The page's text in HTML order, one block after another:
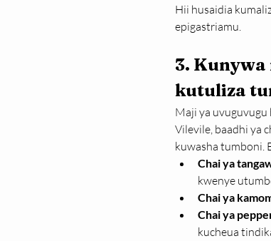
Hii husaidia
epigastriamu.
3. Kunywa
kutuliza
Maji ya uvuguvugu
Vilevile, baadhi ya
kuwasha tumboni.
Chai ya
kwenye
Chai ya
Chai ya
kucheua